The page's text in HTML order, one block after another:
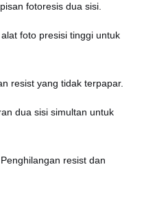
fotoresis dua sisi.
foto presisi tinggi untuk
resist yang tidak terpapar.
dua sisi simultan untuk
resist dan